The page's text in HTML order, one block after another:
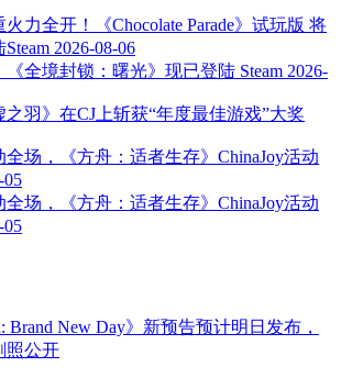
力全开！《Chocolate Parade》试玩版 将
2026-08-06
《全境封锁：曙光》现已登陆 Steam 2026-
之羽》在CJ上斩获“年度最佳游戏”大奖
场，《方舟：适者生存》ChinaJoy活动
05
场，《方舟：适者生存》ChinaJoy活动
05
Brand New Day》新预告预计明日发布，
照公开